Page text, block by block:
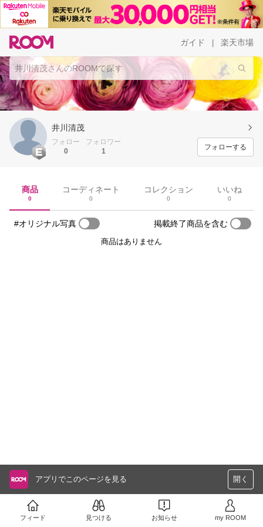
ガイド 楽天市場
井川清茂
フォロー
0
フォロワー
1
フォローする
商品
0
コーディネート
0
コレクション
0
いいね
0
#オリジナル写真 掲載終了商品を含む
商品はありません
アプリでこのページを見る 開く
フィード 見つける お知らせ my ROOM